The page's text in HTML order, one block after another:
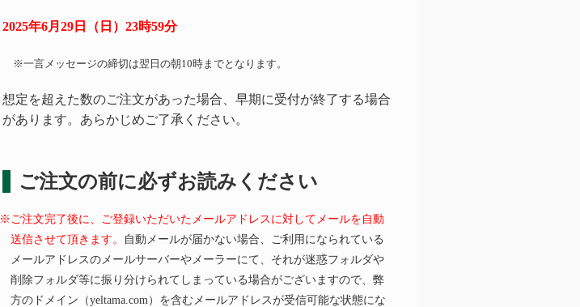
2025年6月29日（日）23時59分
※一言メッセージの締切は翌日の朝10時までとなります。
想定を超えた数のご注文があった場合、早期に受付が終了する場合
があります。あらかじめご了承ください。
ご注文の前に必ずお読みください
※ご注文完了後に、ご登録いただいたメールアドレスに対してメールを自動
送信させて頂きます。
自動メールが届かない場合、ご利用になられている
メールアドレスのメールサーバーやメーラーにて、それが迷惑フォルダや
削除フォルダ等に振り分けられてしまっている場合がございますので、弊
方のドメイン（yeltama.com）を含むメールアドレスが受信可能な状態にな